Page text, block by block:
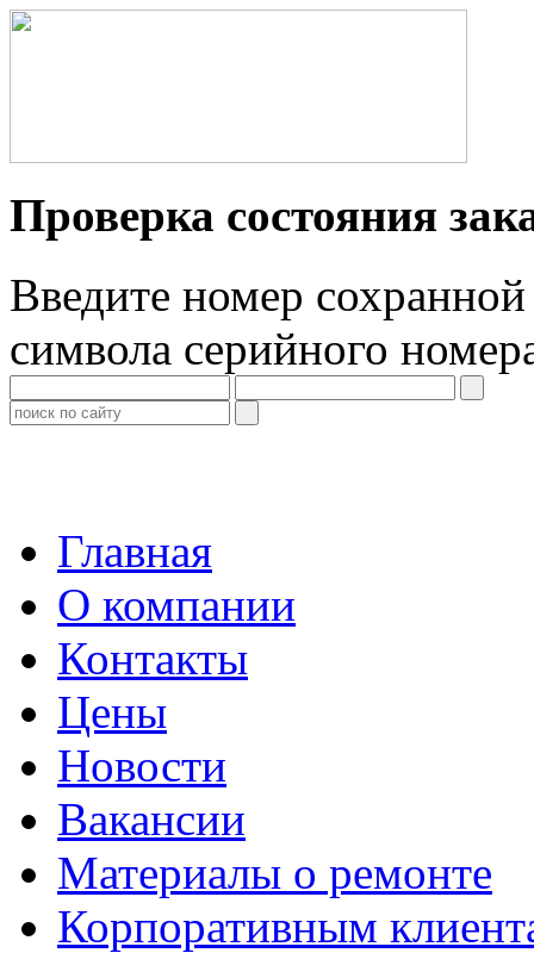
Проверка состояния
Введите номер
символа серийного
Главная
О компании
Контакты
Цены
Новости
Вакансии
Материалы о ремонте
Корпоративным